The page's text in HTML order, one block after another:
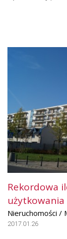
Rekordowa
Nieruchomości /
2017.01.26